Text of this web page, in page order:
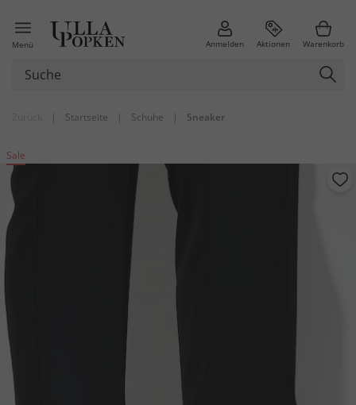
Menü Anmelden Aktionen Warenkorb
| Startseite | Schuhe | Sneaker
Sale